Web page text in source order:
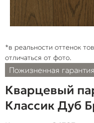
*в реальности оттенок
отличаться от фото.
Пожизненная гарантия
Кварцевый
Классик Дуб